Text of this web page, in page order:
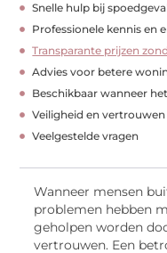
Snelle hulp bij
Professionele kennis en
Transparante prijzen
Advies voor betere
Beschikbaar wanneer
Veiligheid en
Veelgestelde vragen
Wanneer mensen
problemen hebben
geholpen worden
vertrouwen. Een